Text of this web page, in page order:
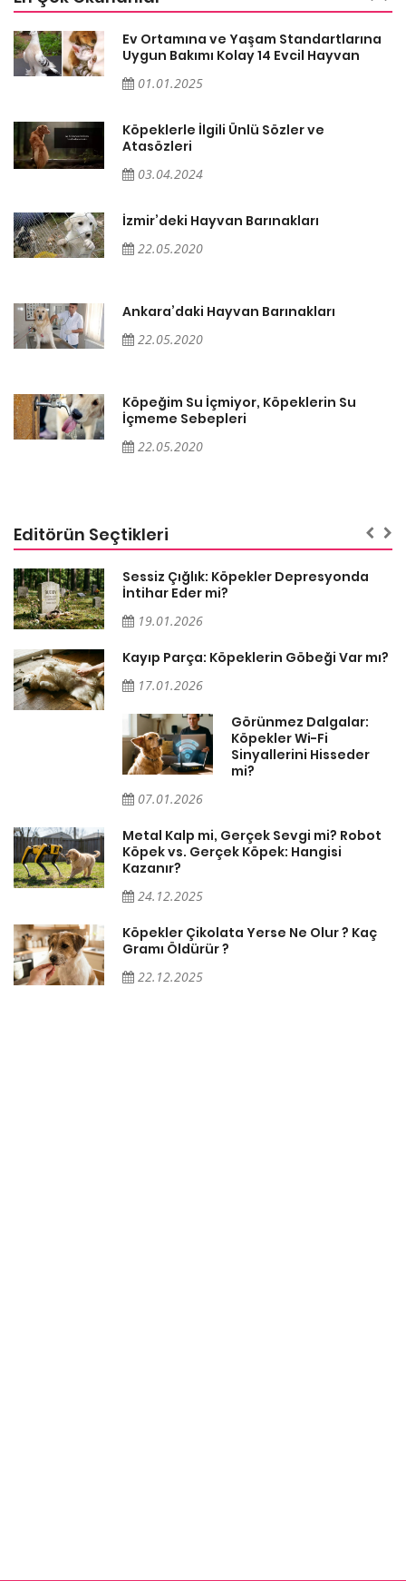
Ev Ortamına ve Yaşam Standartlarına
Uygun Bakımı Kolay 14 Evcil Hayvan
01.01.2025
Köpeklerle İlgili Ünlü Sözler ve
Atasözleri
03.04.2024
İzmir’deki Hayvan Barınakları
22.05.2020
Ankara’daki Hayvan Barınakları
22.05.2020
Köpeğim Su İçmiyor, Köpeklerin Su
İçmeme Sebepleri
22.05.2020
Editörün Seçtikleri
Sessiz Çığlık: Köpekler Depresyonda
İntihar Eder mi?
19.01.2026
Kayıp Parça: Köpeklerin Göbeği Var mı?
17.01.2026
Görünmez Dalgalar:
Köpekler Wi-Fi
Sinyallerini Hisseder
mi?
07.01.2026
Metal Kalp mi, Gerçek Sevgi mi? Robot
Köpek vs. Gerçek Köpek: Hangisi
Kazanır?
24.12.2025
Köpekler Çikolata Yerse Ne Olur ? Kaç
Gramı Öldürür ?
22.12.2025